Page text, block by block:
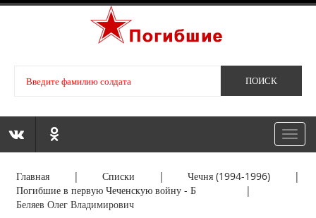
Главная |Списки |Чечня (1994-1996) |
Погибшие в первую Чеченскую войну - Б |
Беляев Олег Владимирович